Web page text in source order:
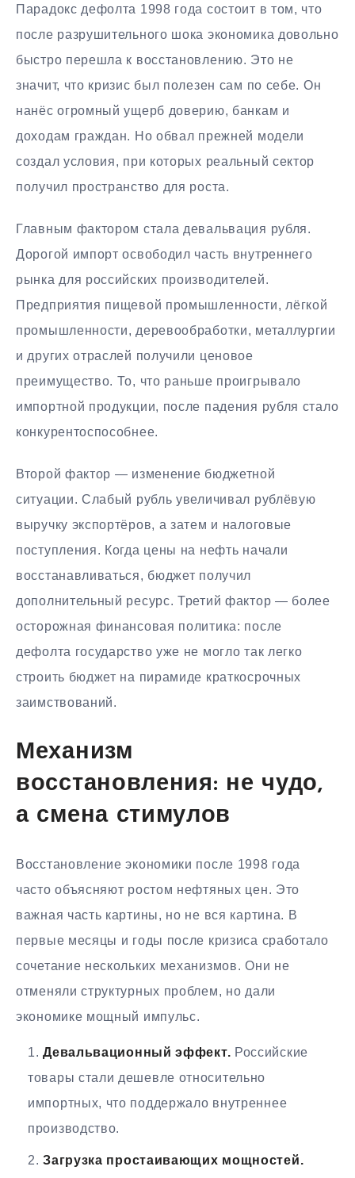
Парадокс дефолта 1998 года состоит в том, что
после разрушительного шока экономика довольно
быстро перешла к восстановлению. Это не
значит, что кризис был полезен сам по себе. Он
нанёс огромный ущерб доверию, банкам и
доходам граждан. Но обвал прежней модели
создал условия, при которых реальный сектор
получил пространство для роста.
Главным фактором стала девальвация рубля.
Дорогой импорт освободил часть внутреннего
рынка для российских производителей.
Предприятия пищевой промышленности, лёгкой
промышленности, деревообработки, металлургии
и других отраслей получили ценовое
преимущество. То, что раньше проигрывало
импортной продукции, после падения рубля стало
конкурентоспособнее.
Второй фактор — изменение бюджетной
ситуации. Слабый рубль увеличивал рублёвую
выручку экспортёров, а затем и налоговые
поступления. Когда цены на нефть начали
восстанавливаться, бюджет получил
дополнительный ресурс. Третий фактор — более
осторожная финансовая политика: после
дефолта государство уже не могло так легко
строить бюджет на пирамиде краткосрочных
заимствований.
Механизм
восстановления: не чудо,
а смена стимулов
Восстановление экономики после 1998 года
часто объясняют ростом нефтяных цен. Это
важная часть картины, но не вся картина. В
первые месяцы и годы после кризиса сработало
сочетание нескольких механизмов. Они не
отменяли структурных проблем, но дали
экономике мощный импульс.
Девальвационный эффект. Российские
товары стали дешевле относительно
импортных, что поддержало внутреннее
производство.
Загрузка простаивающих мощностей.